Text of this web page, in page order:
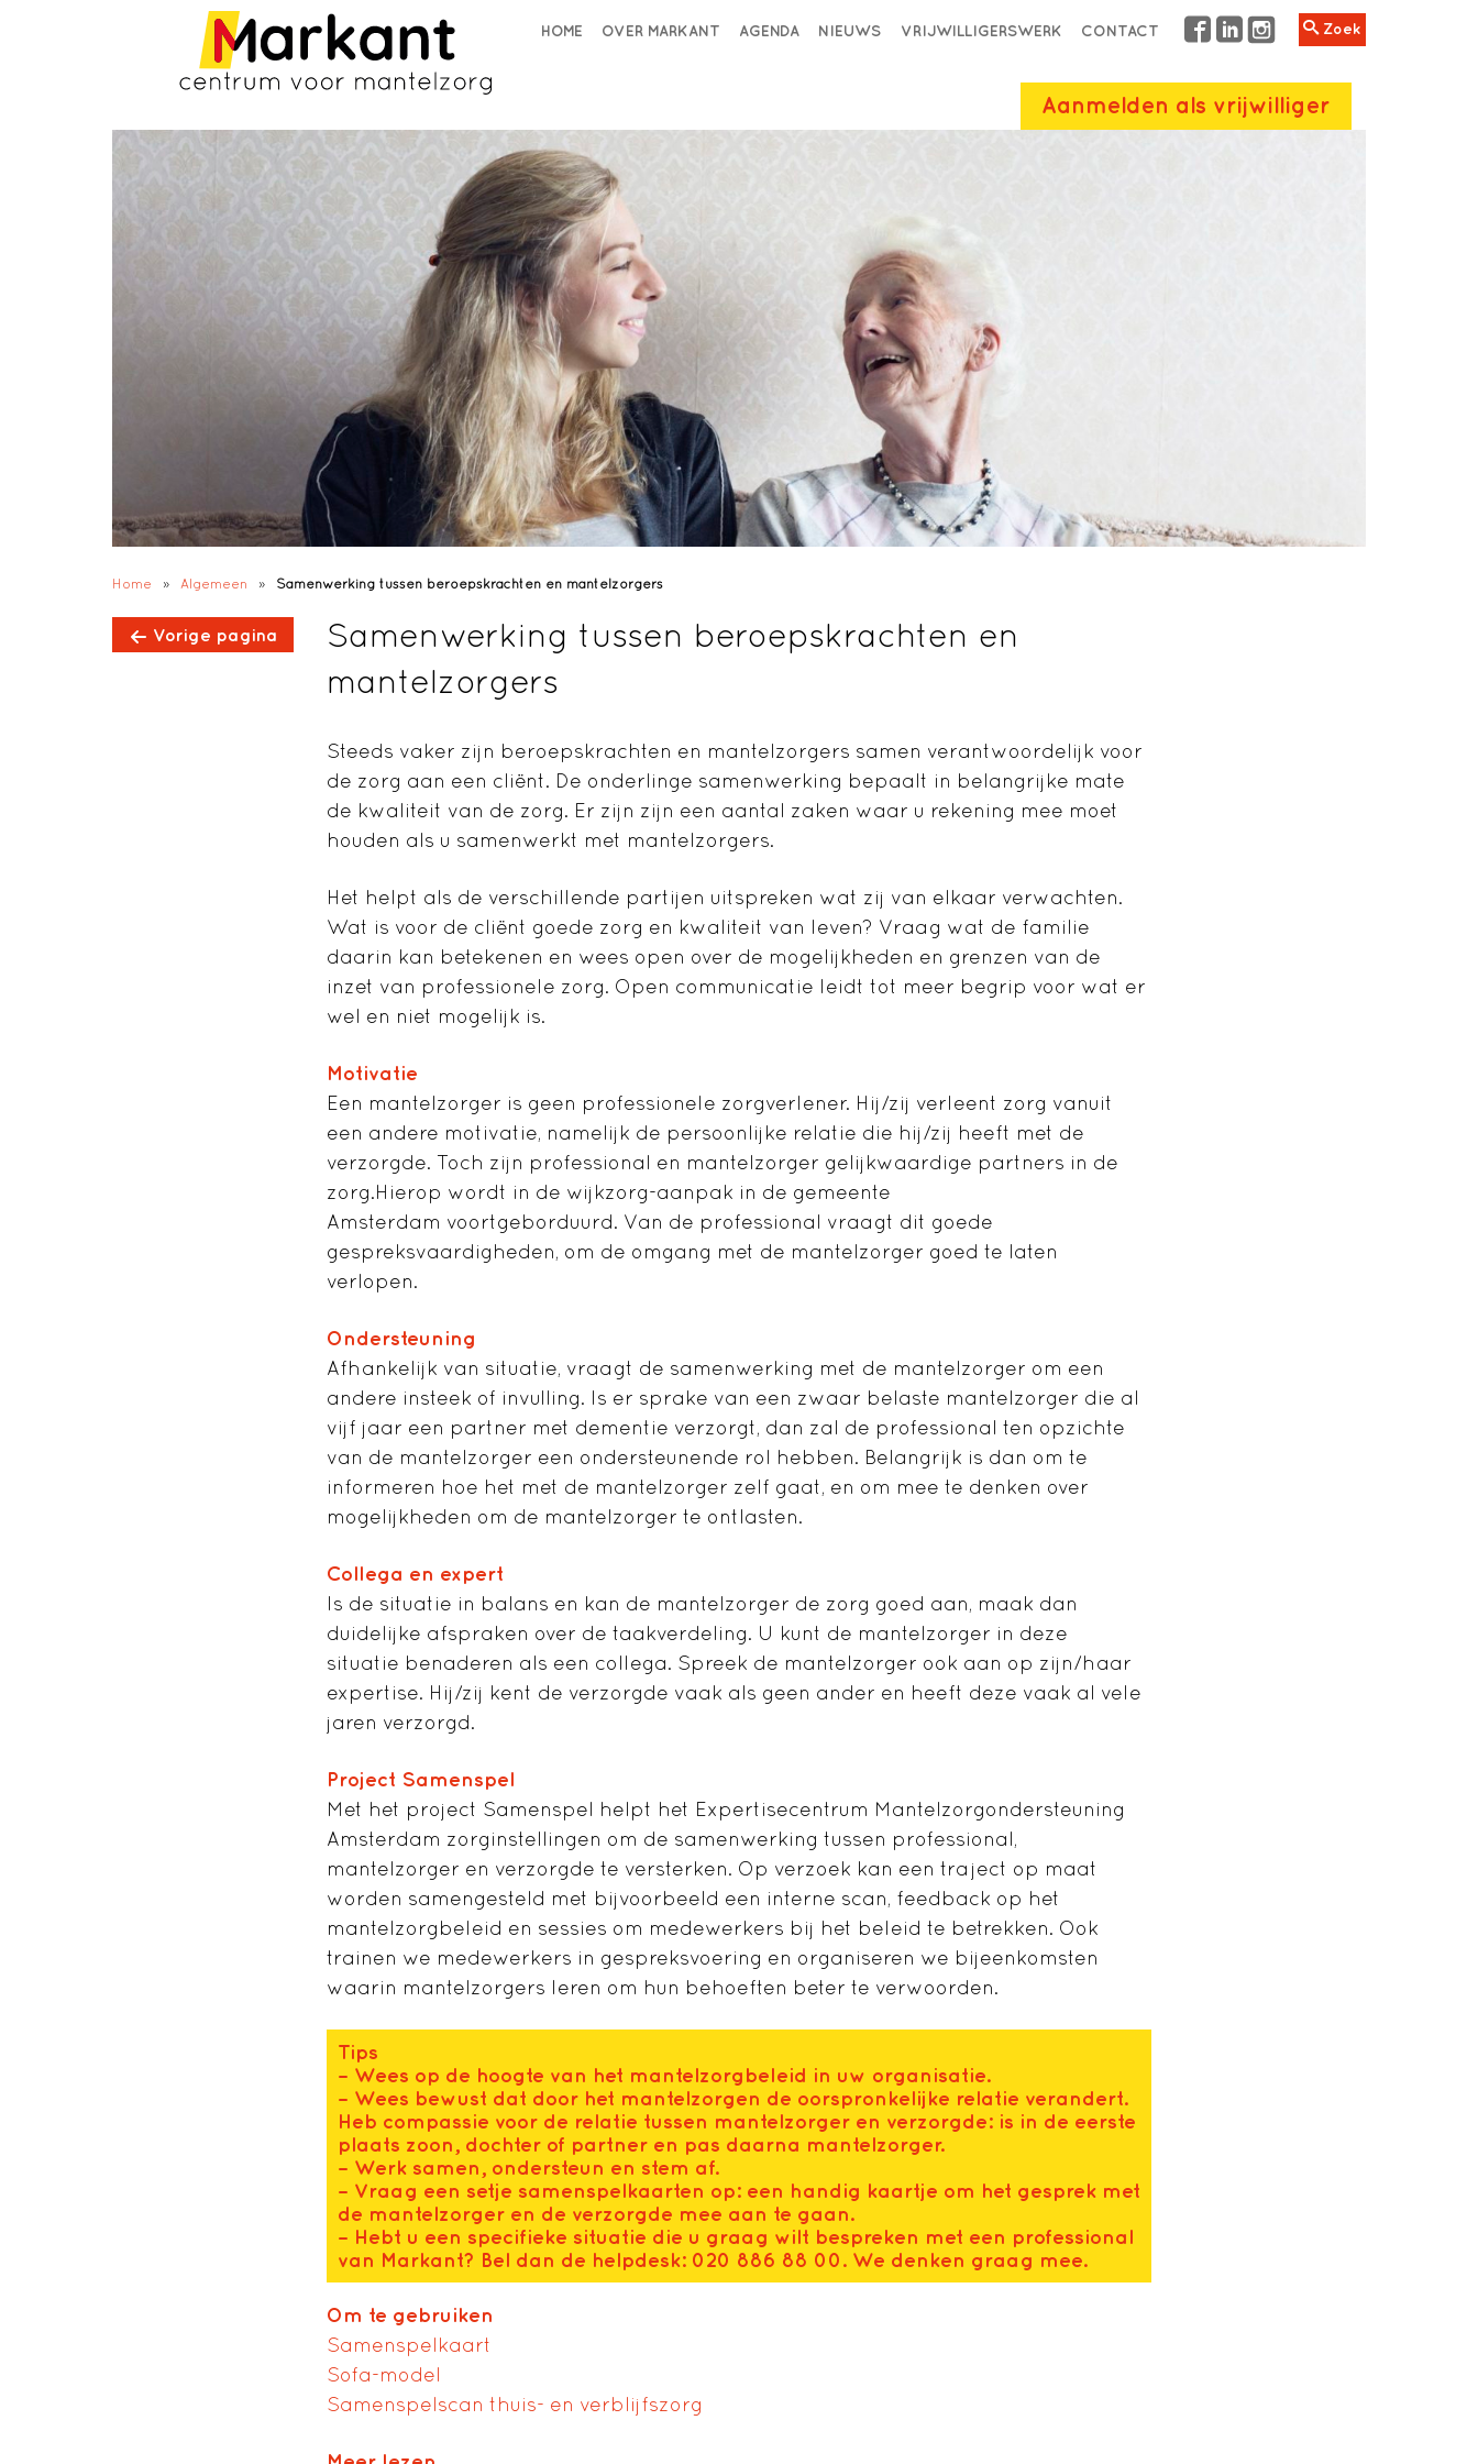
HOME OVER MARKANT AGENDA NIEUWS VRIJWILLIGERSWERK CONTACT Zoek
Aanmelden als vrijwilliger
Home » Algemeen » Samenwerking tussen beroepskrachten en mantelzorgers
Vorige pagina
Samenwerking tussen beroepskrachten en
mantelzorgers
Steeds vaker zijn beroepskrachten en mantelzorgers samen verantwoordelijk voor
de zorg aan een cliënt. De onderlinge samenwerking bepaalt in belangrijke mate
de kwaliteit van de zorg. Er zijn zijn een aantal zaken waar u rekening mee moet
houden als u samenwerkt met mantelzorgers.
Het helpt als de verschillende partijen uitspreken wat zij van elkaar verwachten.
Wat is voor de cliënt goede zorg en kwaliteit van leven? Vraag wat de familie
daarin kan betekenen en wees open over de mogelijkheden en grenzen van de
inzet van professionele zorg. Open communicatie leidt tot meer begrip voor wat er
wel en niet mogelijk is.
Motivatie
Een mantelzorger is geen professionele zorgverlener. Hij/zij verleent zorg vanuit
een andere motivatie, namelijk de persoonlijke relatie die hij/zij heeft met de
verzorgde. Toch zijn professional en mantelzorger gelijkwaardige partners in de
zorg.Hierop wordt in de wijkzorg-aanpak in de gemeente
Amsterdam voortgeborduurd. Van de professional vraagt dit goede
gespreksvaardigheden, om de omgang met de mantelzorger goed te laten
verlopen.
Ondersteuning
Afhankelijk van situatie, vraagt de samenwerking met de mantelzorger om een
andere insteek of invulling. Is er sprake van een zwaar belaste mantelzorger die al
vijf jaar een partner met dementie verzorgt, dan zal de professional ten opzichte
van de mantelzorger een ondersteunende rol hebben. Belangrijk is dan om te
informeren hoe het met de mantelzorger zelf gaat, en om mee te denken over
mogelijkheden om de mantelzorger te ontlasten.
Collega en expert
Is de situatie in balans en kan de mantelzorger de zorg goed aan, maak dan
duidelijke afspraken over de taakverdeling. U kunt de mantelzorger in deze
situatie benaderen als een collega. Spreek de mantelzorger ook aan op zijn/haar
expertise. Hij/zij kent de verzorgde vaak als geen ander en heeft deze vaak al vele
jaren verzorgd.
Project Samenspel
Met het project Samenspel helpt het Expertisecentrum Mantelzorgondersteuning
Amsterdam zorginstellingen om de samenwerking tussen professional,
mantelzorger en verzorgde te versterken. Op verzoek kan een traject op maat
worden samengesteld met bijvoorbeeld een interne scan, feedback op het
mantelzorgbeleid en sessies om medewerkers bij het beleid te betrekken. Ook
trainen we medewerkers in gespreksvoering en organiseren we bijeenkomsten
waarin mantelzorgers leren om hun behoeften beter te verwoorden.
Tips
– Wees op de hoogte van het mantelzorgbeleid in uw organisatie.
– Wees bewust dat door het mantelzorgen de oorspronkelijke relatie verandert.
Heb compassie voor de relatie tussen mantelzorger en verzorgde: is in de eerste
plaats zoon, dochter of partner en pas daarna mantelzorger.
– Werk samen, ondersteun en stem af.
– Vraag een setje samenspelkaarten op: een handig kaartje om het gesprek met
de mantelzorger en de verzorgde mee aan te gaan.
– Hebt u een specifieke situatie die u graag wilt bespreken met een professional
van Markant? Bel dan de helpdesk: 020 886 88 00. We denken graag mee.
Om te gebruiken
Samenspelkaart
Sofa-model
Samenspelscan thuis- en verblijfszorg